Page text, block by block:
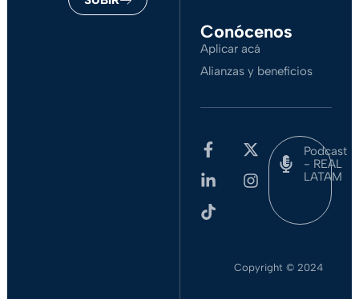
Conócenos
Aplicar acá
Alianzas y beneficios
Podcast
- REAL
LATAM
Copyright © 2024